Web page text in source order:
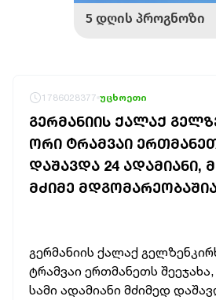
1786028377 უცხოეთი
ᲒᲔᲠᲛᲐᲜᲘᲘᲡ ᲥᲐᲚᲐᲥ
ᲝᲠᲘ ᲢᲠᲐᲛᲕᲐᲘ
ᲓᲐᲨᲐᲕᲓᲐ 24 ᲐᲓᲐᲛᲘᲐᲜᲘ,
ᲛᲫᲘᲛᲔ
გერმანიის ქალაქ
ტრამვაი ერთმანეთს
სამი ადამიანი მძიმედ